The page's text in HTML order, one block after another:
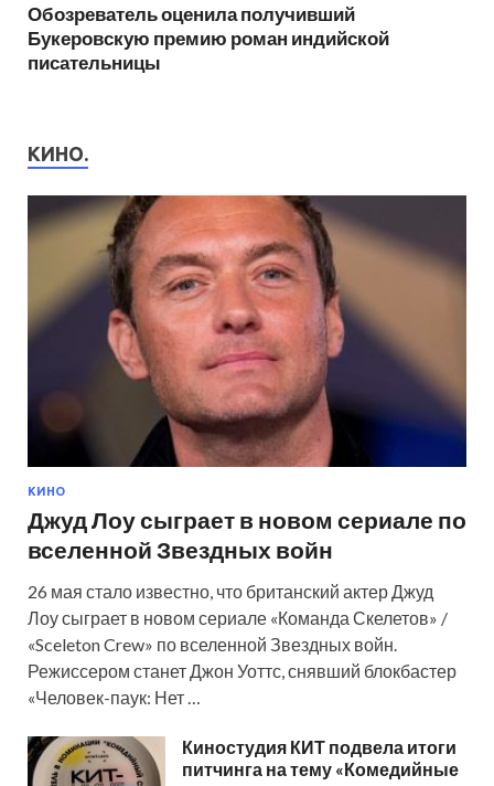
Обозреватель оценила получивший
Букеровскую премию роман индийской
писательницы
КИНО.
КИНО
Джуд Лоу сыграет в новом сериале по
вселенной Звездных войн
26 мая стало известно, что британский актер Джуд
Лоу сыграет в новом сериале «Команда Скелетов» /
«Sceleton Crew» по вселенной Звездных войн.
Режиссером станет Джон Уоттс, снявший блокбастер
«Человек-паук: Нет …
Киностудия КИТ подвела итоги
питчинга на тему «Комедийные